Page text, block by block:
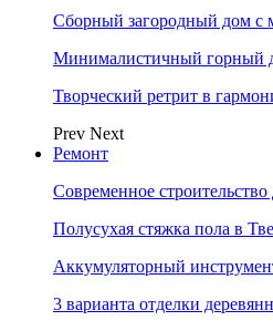
Сборный загородный дом с
Минималистичный горный
Творческий ретрит в
Prev Next
Ремонт
Современное
Полусухая стяжка пола в
Аккумуляторный
3 варианта отделки